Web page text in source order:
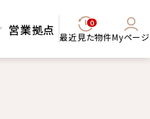
営業拠点 0
最近見た物件Myページ